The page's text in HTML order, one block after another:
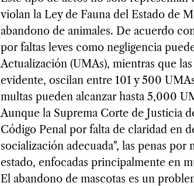
violan la Ley de Fauna del Estado de
abandono de animales. De acuerdo
por faltas leves como negligencia
Actualización (UMAs), mientras que
evidente, oscilan entre 101 y 500
multas pueden alcanzar hasta 5,000
Aunque la Suprema Corte de Justicia
Código Penal por falta de claridad en
socialización adecuada", las penas
estado, enfocadas principalmente en
El abandono de mascotas es un